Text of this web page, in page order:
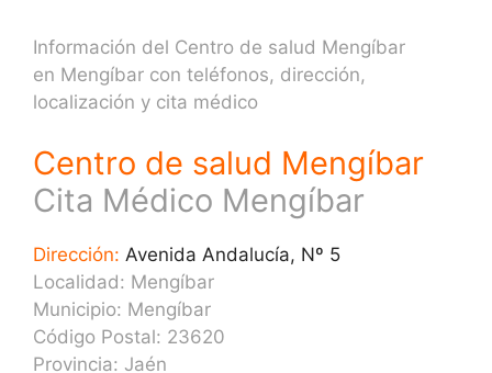
Información del Centro de salud Mengíbar
en Mengíbar con teléfonos, dirección,
localización y cita médico
Centro de salud Mengíbar
Cita Médico Mengíbar
Dirección: Avenida Andalucía, Nº 5
Localidad: Mengíbar
Municipio: Mengíbar
Código Postal: 23620
Provincia: Jaén